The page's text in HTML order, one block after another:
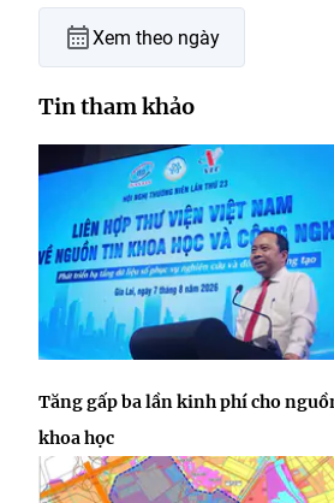
Xem theo ngày
Tin tham khảo
Tăng gấp ba lần kinh phí cho
khoa học